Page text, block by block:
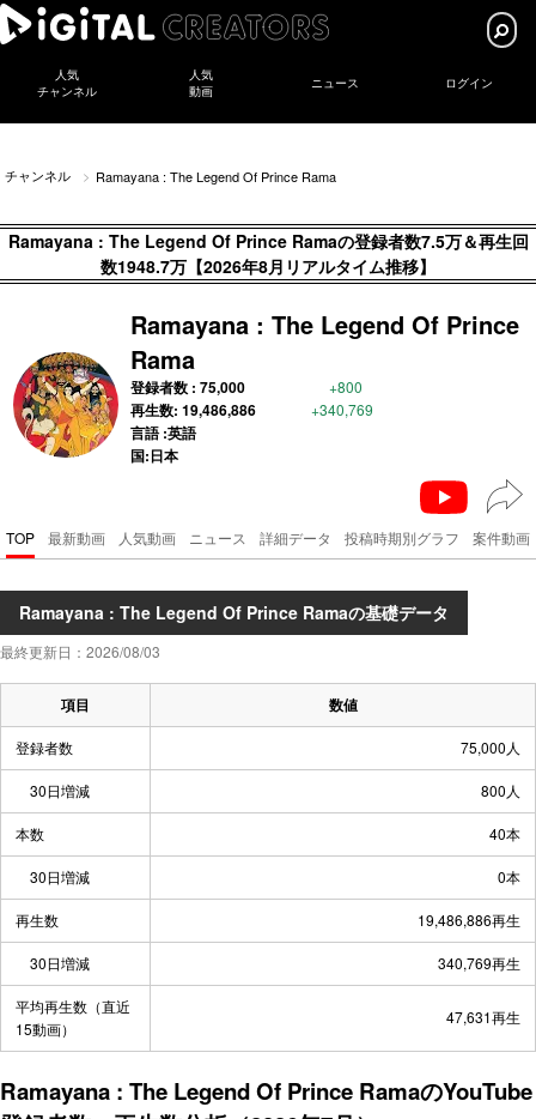
人気
チャンネル
人気
動画
ニュース ログイン
チャンネル Ramayana : The Legend Of Prince Rama
Ramayana : The Legend Of Prince Ramaの登録者数7.5万＆再生回
数1948.7万【2026年8月リアルタイム推移】
Ramayana : The Legend Of Prince
Rama
登録者数 : 75,000 +800
再生数: 19,486,886 +340,769
言語 :英語
国:日本
TOP 最新動画 人気動画 ニュース 詳細データ 投稿時期別グラフ 案件動画
Ramayana : The Legend Of Prince Ramaの基礎データ
最終更新日：2026/08/03
項目 数値
登録者数 75,000人
30日増減 800人
本数 40本
30日増減 0本
再生数 19,486,886再生
30日増減 340,769再生
平均再生数（直近
15動画）
47,631再生
Ramayana : The Legend Of Prince RamaのYouTube